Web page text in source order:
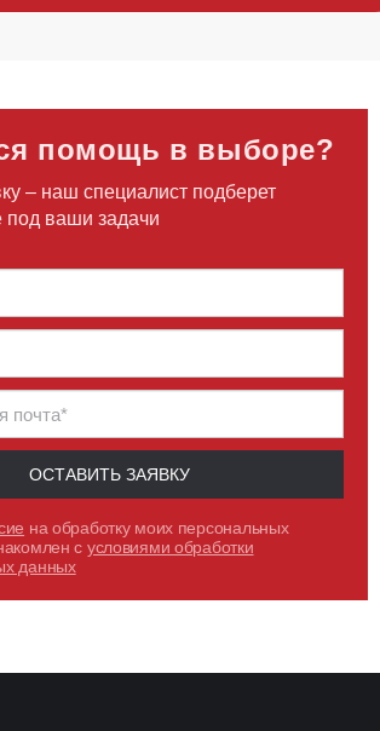
помощь в выборе?
– наш специалист подберет
под ваши задачи
ОСТАВИТЬ ЗАЯВКУ
на обработку моих персональных
с условиями обработки
данных